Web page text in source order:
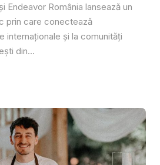
Endeavor România lansează un
prin care conectează
internaționale și la comunități
din...